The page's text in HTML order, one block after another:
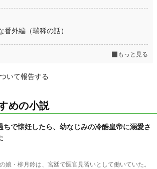
外編（瑞稀の話）
もっと見る
いて報告する
めの小説
ちで懐妊したら、幼なじみの冷酷皇帝に溺愛さ
娘・柳月鈴は、宮廷で医官見習いとして働いていた。